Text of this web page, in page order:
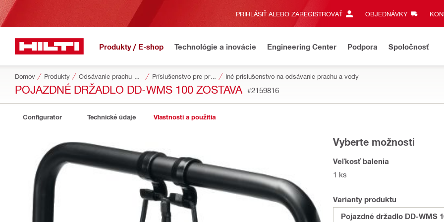
PRIHLÁSIŤ ALEBO ZAREGISTROVAŤ OBJEDNÁVKY
Produkty / E-shop Technológie a inovácie Engineering Center Podpora Spoločnosť
Domov Produkty Príslušenstvo pre prach a prívod vody Iné príslušenstvo na odsávanie prachu a vody
POJAZDNÉ DRŽADLO DD-WMS 100 ZOSTAVA #2159816
Configurator Technické údaje Vlastnosti a použitia
Vyberte možnosti
Veľkosť balenia
1 ks
Varianty produktu
Pojazdné držadlo DD-WMS